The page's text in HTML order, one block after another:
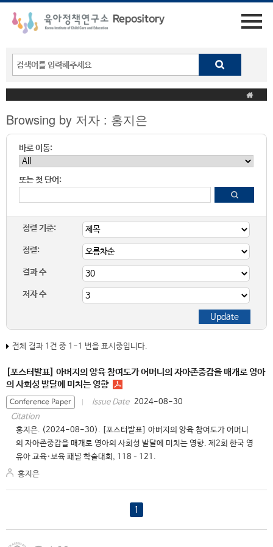
Browsing by 저자 : 홍지은
바로 이동:
또는 첫 단어:
정렬 기준:
정렬:
결과 수
저자 수
전체 결과 1건 중 1-1 번을 표시중입니다.
[포스터발표] 아버지의 양육 참여도가 어머니의 자아존중감을 매개로 영아
의 사회성 발달에 미치는 영향
Conference Paper Issue Date 2024-08-30
Citation
홍지은. (2024-08-30). [포스터발표] 아버지의 양육 참여도가 어머니
의 자아존중감을 매개로 영아의 사회성 발달에 미치는 영향. 제2회 한국 영
유아 교육·보육 패널 학술대회, 118–121.
홍지은
1